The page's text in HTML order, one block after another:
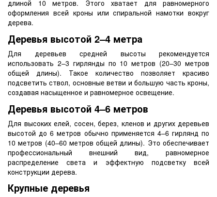
длиной 10 метров. Этого хватает для равномерного
оформления всей кроны или спиральной намотки вокруг
дерева.
Деревья высотой 2–4 метра
Для деревьев средней высоты рекомендуется
использовать 2–3 гирлянды по 10 метров (20–30 метров
общей длины). Такое количество позволяет красиво
подсветить ствол, основные ветви и большую часть кроны,
создавая насыщенное и равномерное освещение.
Деревья высотой 4–6 метров
Для высоких елей, сосен, берез, кленов и других деревьев
высотой до 6 метров обычно применяется 4–6 гирлянд по
10 метров (40–60 метров общей длины). Это обеспечивает
профессиональный внешний вид, равномерное
распределение света и эффектную подсветку всей
конструкции дерева.
Крупные деревья